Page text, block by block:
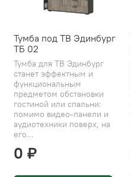
Тумба под ТВ Эдинбург
ТБ 02
Тумба для ТВ Эдинбург
станет эффектным и
функциональным
предметом обстановки
гостиной или спальни:
помимо видео-панели и
аудиотехники поверх, на
его...
0 ₽